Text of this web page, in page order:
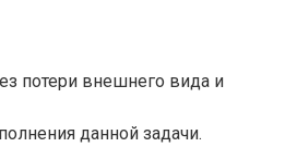
потери внешнего вида и
данной задачи.​